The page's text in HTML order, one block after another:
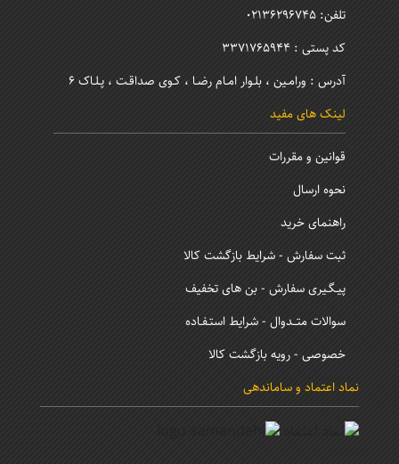
تلفن: 02136296745
کد پستی : 3371765944
آدرس : ورامـین ، بلـوار امـام رضـا ، کـوی صداقـت ، پـلـاک 6
لینک های مفید
قوانین و مقررات
نحوه ارسال
راهنمای خرید
ثبت سفارش - شرایط بازگشت کالا
پیـگـیری سفارش - بن های تخفیف
سوالات متــدوال - شرایط استـفـاده
خصوصی - رویه بازگشت کالا
نماد اعتماد و ساماندهی